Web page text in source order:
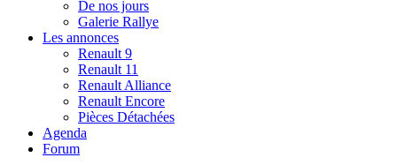
De nos jours
Galerie Rallye
Les annonces
Renault 9
Renault 11
Renault Alliance
Renault Encore
Pièces Détachées
Agenda
Forum